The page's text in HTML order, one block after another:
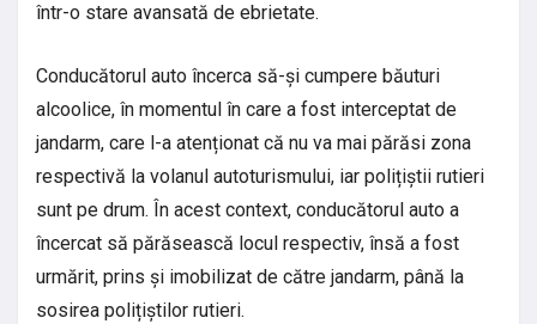
într-o stare avansată de ebrietate.
Conducătorul auto încerca să-și cumpere băuturi
alcoolice, în momentul în care a fost interceptat de
jandarm, care l-a atenționat că nu va mai părăsi zona
respectivă la volanul autoturismului, iar polițiștii rutieri
sunt pe drum. În acest context, conducătorul auto a
încercat să părăsească locul respectiv, însă a fost
urmărit, prins și imobilizat de către jandarm, până la
sosirea polițiștilor rutieri.